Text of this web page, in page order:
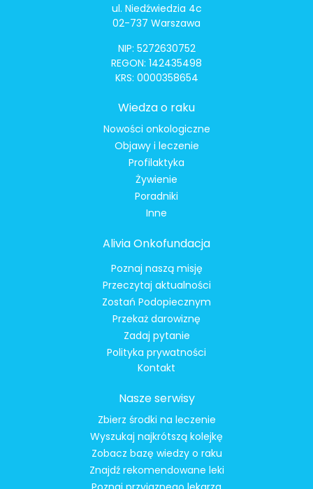
ul. Niedźwiedzia 4c
02-737 Warszawa
NIP: 5272630752
REGON: 142435498
KRS: 0000358654
Wiedza o raku
Nowości onkologiczne
Objawy i leczenie
Profilaktyka
Żywienie
Poradniki
Inne
Alivia Onkofundacja
Poznaj naszą misję
Przeczytaj aktualności
Zostań Podopiecznym
Przekaż darowiznę
Zadaj pytanie
Polityka prywatności
Kontakt
Nasze serwisy
Zbierz środki na leczenie
Wyszukaj najkrótszą kolejkę
Zobacz bazę wiedzy o raku
Znajdź rekomendowane leki